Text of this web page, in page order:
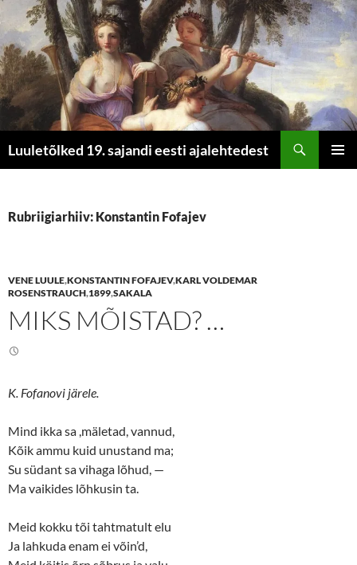
Luuletõlked 19. sajandi eesti ajalehtedest
Rubriigiarhiiv: Konstantin Fofajev
VENE LUULE,KONSTANTIN FOFAJEV,KARL VOLDEMAR
ROSENSTRAUCH,1899,SAKALA
MIKS MÕISTAD? …
K. Fofanovi järele.
Mind ikka sa ,mäletad, vannud,
Kõik ammu kuid unustand ma;
Su südant sa vihaga lõhud, —
Ma vaikides lõhkusin ta.
Meid kokku tõi tahtmatult elu
Ja lahkuda enam ei võin’d,